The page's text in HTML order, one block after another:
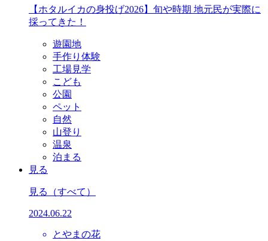
【ホタルイカの身投げ2026】旬や時期 地元民が実際に
採ってきた！
遊園地
手作り体験
工場見学
こども
公園
ペット
自然
山登り
温泉
泊まる
見る
見る （すべて）
2024.06.22
とやまの花